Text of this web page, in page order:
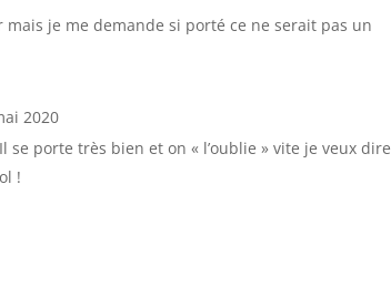
je me demande si porté ce ne serait pas un
2020
se porte très bien et on « l’oublie » vite je veux dire
!